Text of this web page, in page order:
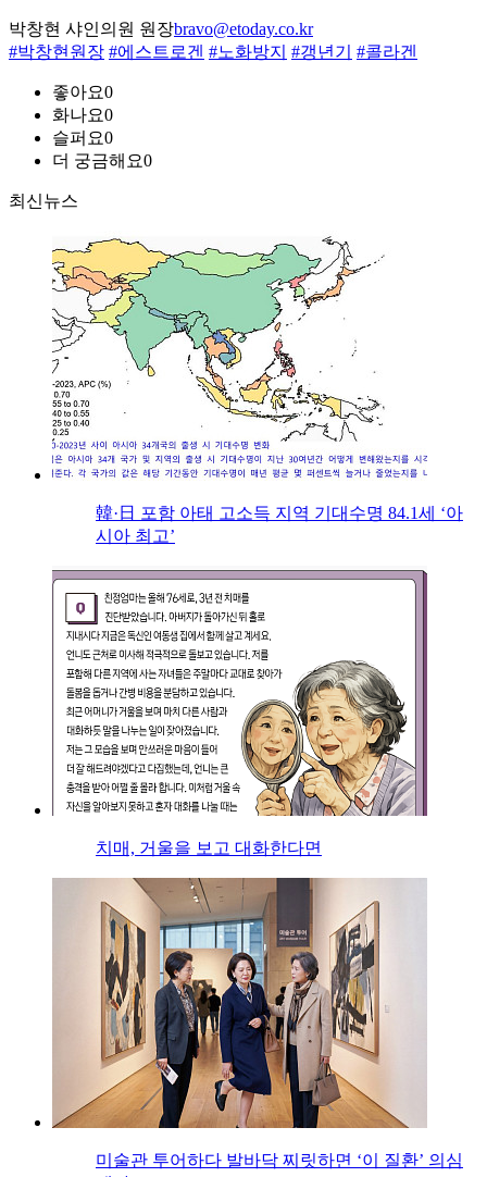
박창현 샤인의원 원장bravo@etoday.co.kr
#박창현원장 #에스트로겐 #노화방지 #갱년기 #콜라겐
좋아요0
화나요0
슬퍼요0
더 궁금해요0
최신뉴스
韓·日 포함 아태 고소득 지역 기대수명 84.1세 ‘아
시아 최고’
치매, 거울을 보고 대화한다면
미술관 투어하다 발바닥 찌릿하면 ‘이 질환’ 의심